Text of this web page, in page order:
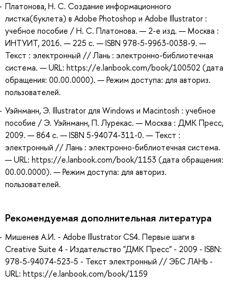
Платонова, Н. С. Создание информационного
листка(буклета) в Adobe Photoshop и Adobe Illustrator :
учебное пособие / Н. С. Платонова. — 2-е изд. — Москва :
ИНТУИТ, 2016. — 225 с. — ISBN 978-5-9963-0038-9. —
Текст : электронный // Лань : электронно-библиотечная
система. — URL: https://e.lanbook.com/book/100502 (дата
обращения: 00.00.0000). — Режим доступа: для авториз.
пользователей.
Уэйнманн, Э. Illustrator для Windows и Macintosh : учебное
пособие / Э. Уэйнманн, П. Лурекас. — Москва : ДМК Пресс,
2009. — 864 с. — ISBN 5-94074-311-0. — Текст :
электронный // Лань : электронно-библиотечная система.
— URL: https://e.lanbook.com/book/1153 (дата обращения:
00.00.0000). — Режим доступа: для авториз.
пользователей.
Рекомендуемая дополнительная литература
Мишенев А.И. - Adobe Illustrator СS4. Первые шаги в
Creative Suite 4 - Издательство "ДМК Пресс" - 2009 - ISBN:
978-5-94074-523-5 - Текст электронный // ЭБС ЛАНЬ -
URL: https://e.lanbook.com/book/1159